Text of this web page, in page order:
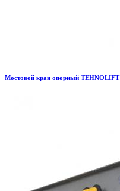
Мостовой кран опорный TEHNOLIFT